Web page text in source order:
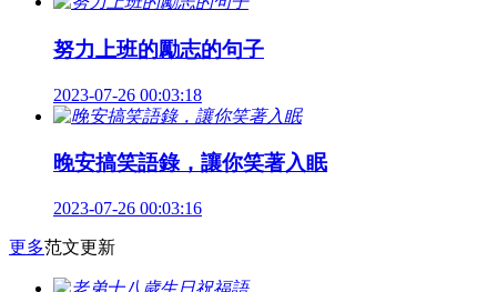
努力上班的勵志的句子
2023-07-26 00:03:18
晚安搞笑語錄，讓你笑著入眠
2023-07-26 00:03:16
更多范文更新